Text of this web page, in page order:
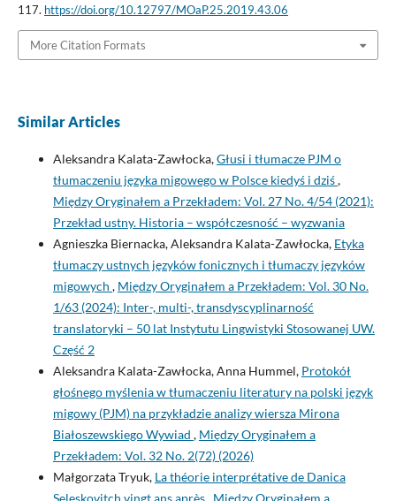
117. https://doi.org/10.12797/MOaP.25.2019.43.06
More Citation Formats
Similar Articles
Aleksandra Kalata-Zawłocka,Głusi i tłumacze PJM o
tłumaczeniu języka migowego w Polsce kiedyś i dziś,
Między Oryginałem a Przekładem: Vol. 27 No. 4/54 (2021):
Przekład ustny. Historia – współczesność – wyzwania
Agnieszka Biernacka, Aleksandra Kalata-Zawłocka, Etyka
tłumaczy ustnych języków fonicznych i tłumaczy języków
migowych , Między Oryginałem a Przekładem: Vol. 30 No.
1/63 (2024): Inter-, multi-, transdyscyplinarność
translatoryki – 50 lat Instytutu Lingwistyki Stosowanej UW.
Część 2
Aleksandra Kalata-Zawłocka, Anna Hummel, Protokół
głośnego myślenia w tłumaczeniu literatury na polski język
migowy (PJM) na przykładzie analizy wiersza Mirona
Białoszewskiego Wywiad , Między Oryginałem a
Przekładem: Vol. 32 No. 2(72) (2026)
Małgorzata Tryuk, La théorie interprétative de Danica